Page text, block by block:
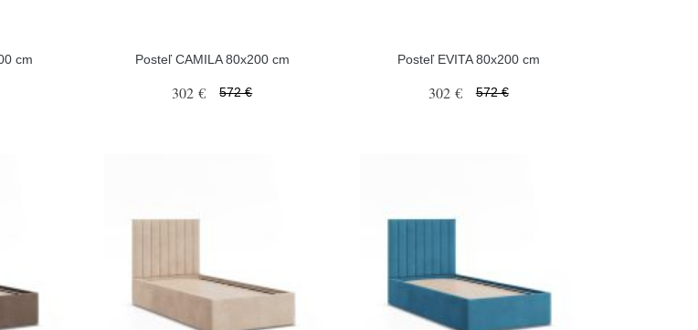
cm Posteľ CAMILA 80x200 cm
302 € 572 €
Posteľ EVITA 80x200 cm
302 € 572 €